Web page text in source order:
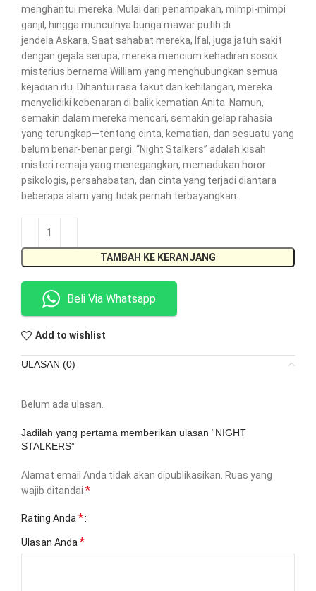
menghantui mereka. Mulai dari penampakan, mimpi-mimpi
ganjil, hingga munculnya bunga mawar putih di
jendela Askara. Saat sahabat mereka, Ifal, juga jatuh sakit
dengan gejala serupa, mereka mencium kehadiran sosok
misterius bernama William yang menghubungkan semua
kejadian itu. Dihantui rasa takut dan kehilangan, mereka
menyelidiki kebenaran di balik kematian Anita. Namun,
semakin dalam mereka mencari, semakin gelap rahasia
yang terungkap—tentang cinta, kematian, dan sesuatu yang
belum benar-benar pergi. “Night Stalkers” adalah kisah
misteri remaja yang menegangkan, memadukan horor
psikologis, persahabatan, dan cinta yang terjadi diantara
beberapa alam yang tidak pernah terbayangkan.
TAMBAH KE KERANJANG
Beli Via Whatsapp
Add to wishlist
ULASAN (0)
Belum ada ulasan.
Jadilah yang pertama memberikan ulasan “NIGHT
STALKERS”
Alamat email Anda tidak akan dipublikasikan. Ruas yang
wajib ditandai *
Rating Anda *
Ulasan Anda *